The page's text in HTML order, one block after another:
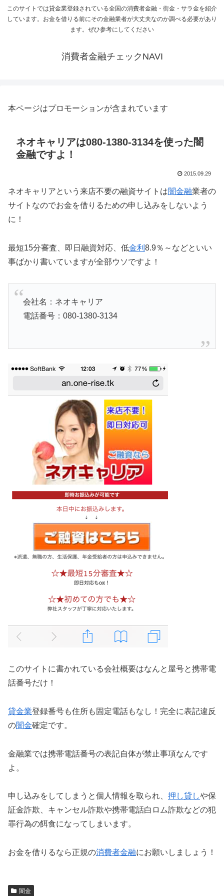
このサイトでは貸金業登録されている全国の消費者金融・街金・サラ金を紹介
しています。お金を借りる前にその金融業者が大丈夫なのか調べる必要があり
ます。ぜひ参考にしてください
消費者金融チェックNAVI
本ページはプロモーションが含まれています
ネオキャリアは080-1380-3134を使った闇
金融ですよ！
2015.09.29
ネオキャリアという来店不要の融資サイトは闇金融業者の
サイトなのでお金を借りるための申し込みをしないよう
に！
最短15分審査、即日融資対応、低金利 8.9％～などといい
事ばかり書いていますが全部ウソですよ！
会社名：ネオキャリア
電話番号：080-1380-3134
このサイトに書かれている会社概要はなんと屋号と携帯電
話番号だけ！
貸金業登録番号も住所も固定電話もなし！完全に表記違反
の闇金確定です。
金融業では携帯電話番号の表記自体が禁止事項なんです
よ。
申し込みをしてしまうと個人情報を取られ、 押し貸しや保
証金詐欺、キャンセル詐欺や携帯電話白ロム詐欺などの犯
罪行為の餌食になってしまいます。
お金を借りるなら正規の消費者金融にお願いしましょう！
闇金